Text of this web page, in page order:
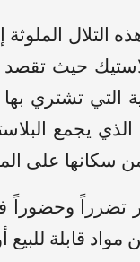
الملوثة
حيث
التي تشتري
مواد قابلة